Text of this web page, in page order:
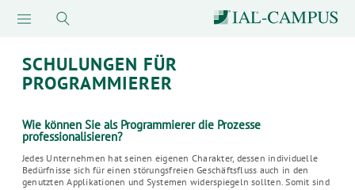
SCHULUNGEN FÜR
PROGRAMMIERER
Wie können Sie als Programmierer die Prozesse
professionalisieren?
Jedes Unternehmen hat seinen eigenen Charakter, dessen individuelle
Bedürfnisse sich für einen störungsfreien Geschäftsfluss auch in den
genutzten Applikationen und Systemen widerspiegeln sollten. Somit sind